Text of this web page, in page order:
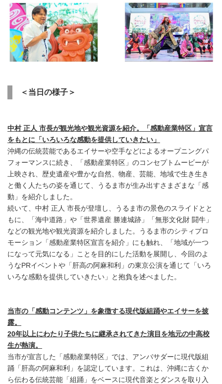
＜当日の様子＞
中村 正人 市長が観光地や観光資源を紹介。「感動産業特区」宣言
をもとに「いろいろな感動を提供していきたい」
沖縄の伝統芸能であるエイサーや空手などによるオープニングパ
フォーマンスに続き、「感動産業特区」のコンセプトムービーが
上映され、歴史遺産や豊かな自然、物産、芸能、地域で生き生き
と働く人たちの姿を通じて、うるま市が生み出すさまざまな「感
動」を紹介しました。
続いて、中村 正人 市長が登壇し、うるま市の景色のスライドとと
もに、「海中道路」や「世界遺産 勝連城跡」「無形文化財 闘牛」
などの観光地や観光資源を紹介しました。うるま市のシティプロ
モーション「感動産業特区宣言を紹介」にも触れ、「地域が一つ
になって元気になる」ことを目的にした活動を展開し、今回のよ
うなPRイベントや「肝高の阿麻和利」の東京公演を通じて「いろ
いろな感動を提供していきたい」と抱負を述べました。
当市の「感動コンテンツ」を象徴する現代版組踊やエイサーを披
露。
20年以上にわたり子供たちに継承されてきた演目を地元の中高校
生が熱演。
当市が宣言した「感動産業特区」では、アンバサダーに現代版組
踊「肝高の阿麻和利」を認定しています。これは、沖縄に古くか
ら伝わる伝統芸能「組踊」をベースに現代音楽とダンスを取り入